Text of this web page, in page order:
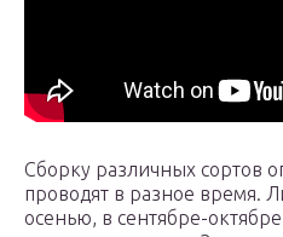
Сборку различных сортов
проводят в разное время.
осенью, в сентябре-